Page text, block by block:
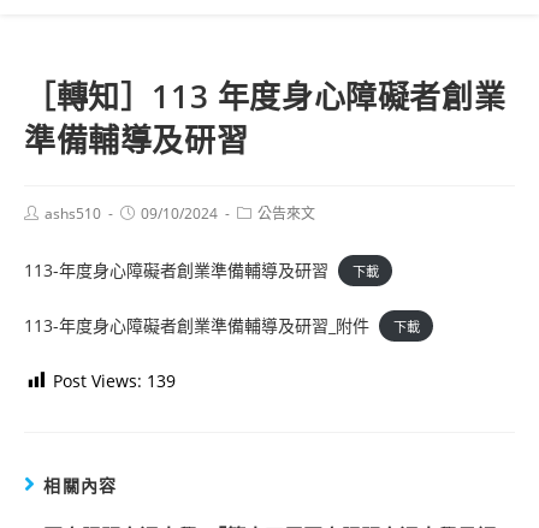
［轉知］113 年度身心障礙者創業
準備輔導及研習
Postashs510
Post09/10/2024
Post公告來文
113-年度身心障礙者創業準備輔導及研習 下載
113-年度身心障礙者創業準備輔導及研習_附件 下載
Post Views: 139
相關內容